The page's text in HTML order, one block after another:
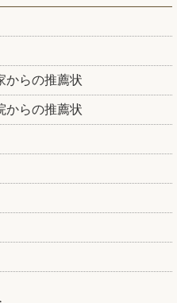
からの推薦状
からの推薦状